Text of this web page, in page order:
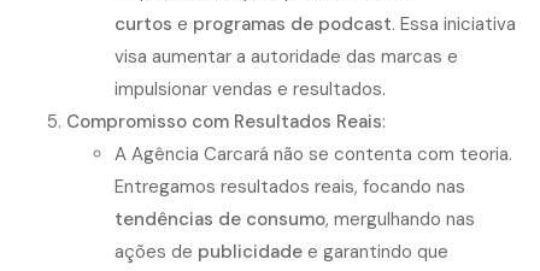
curtos e programas de podcast. Essa iniciativa
visa aumentar a autoridade das marcas e
impulsionar vendas e resultados.
Compromisso com Resultados Reais:
A Agência Carcará não se contenta com teoria.
Entregamos resultados reais, focando nas
tendências de consumo, mergulhando nas
ações de publicidade e garantindo que